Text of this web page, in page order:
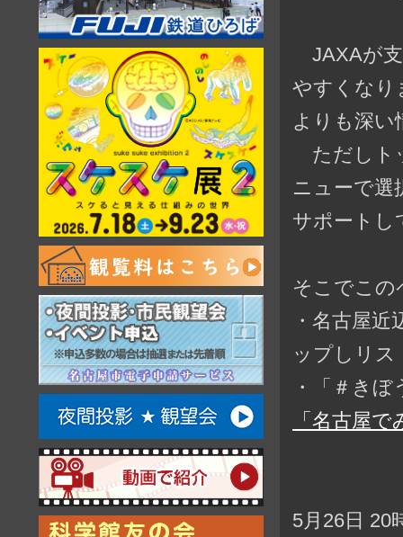
JAXAが支
やすくなり
よりも深い
ただしト
ニューで選
サポートし
そこでこの
・名古屋
ップしリ
・「＃き
「名古屋
5月26日 20